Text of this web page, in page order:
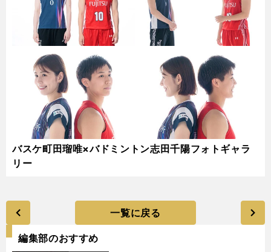
バスケ町田瑠唯×バドミントン志田千陽フォトギャラ
リー
一覧に戻る
編集部のおすすめ